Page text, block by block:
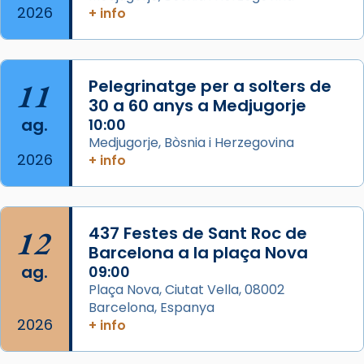
col·laboradors, a la Catedral de Barcelona.
L’arquebisbe de Barcelona, el cardenal Joan
Josep Omella, ha presidit la missa i l’ha
concelebrat el bisbe auxiliar de Barcelona,
Mons. David Abadías.
📸 Dr. G. Simón
Photo
View on Facebook · Share
Arquebisbat de Barcelona
2 weeks ago
Memòria de les santes Juliana i
Semproniana, verges i màrtirs.
Acompanyant la història de sant Cugat, a
partir de l’Edat Mitjana sorgeix la tradició
2026
+ info
11
ag.
2026
Pelegrinatge per a solters de
30 a 60 anys a Medjugorje
10:00
Medjugorje, Bòsnia i Herzegovina
+ info
12
ag.
2026
437 Festes de Sant Roc de
Barcelona a la plaça Nova
09:00
Plaça Nova, Ciutat Vella, 08002
Barcelona, Espanya
+ info